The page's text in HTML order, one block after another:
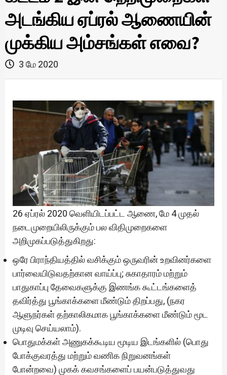
அடங்கிய ஏப்ரல் ஆணையின்
முக்கிய அம்சங்கள் எவை?
3 மே 2020
26 ஏப்ரல் 2020 வெளியிடப்பட்ட ஆணை, மே 4 முதல்
நடைமுறையிலிருக்கும் பல விதிமுறைகளை
அறிமுகப்படுத்துகிறது:
ஒரே பிராந்தியத்தில் வசிக்கும் ஒருவரின் உறவினர்களை
பார்வையிடுவதற்கான வாய்ப்பு; சுகாதாரம் மற்றும்
பாதுகாப்பு தேவைகளுக்கு இணங்க கூட்டங்களைத்
தவிர்த்து பூங்காக்களை மீண்டும் திறப்பது, (நகர
ஆளுநர்கள் தற்காலிகமாக பூங்காக்களை மீண்டும் மூட
முடிவு செய்யலாம்).
பொதுமக்கள் அணுகக்கூடிய மூடிய இடங்களில் (பொது
போக்குவரத்து மற்றும் வணிக நிறுவனங்கள்
போன்றவை) முகக் கவசங்களைப் பயன்படுத்துவது